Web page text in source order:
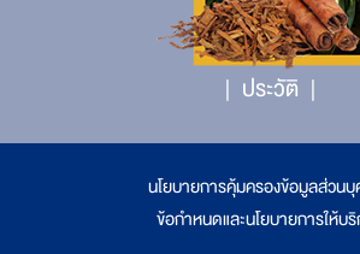
ประวัติ
นโยบายการคุ้มครองข้อมูลส่วน
ข้อกำหนดและนโยบายการให้บ